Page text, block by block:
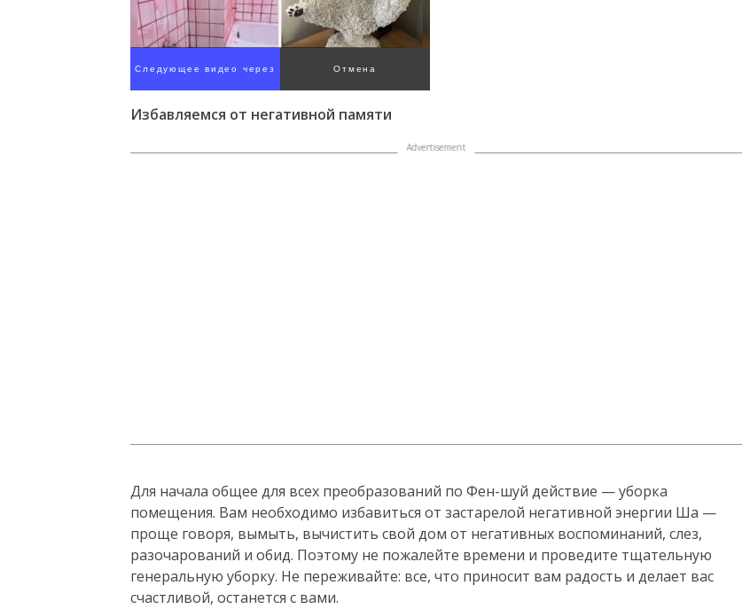
Следующее видео через Отмена
Избавляемся от негативной памяти
Для начала общее для всех преобразований по Фен-шуй действие — уборка
помещения. Вам необходимо избавиться от застарелой негативной энергии Ша —
проще говоря, вымыть, вычистить свой дом от негативных воспоминаний, слез,
разочарований и обид. Поэтому не пожалейте времени и проведите тщательную
генеральную уборку. Не переживайте: все, что приносит вам радость и делает вас
счастливой, останется с вами.